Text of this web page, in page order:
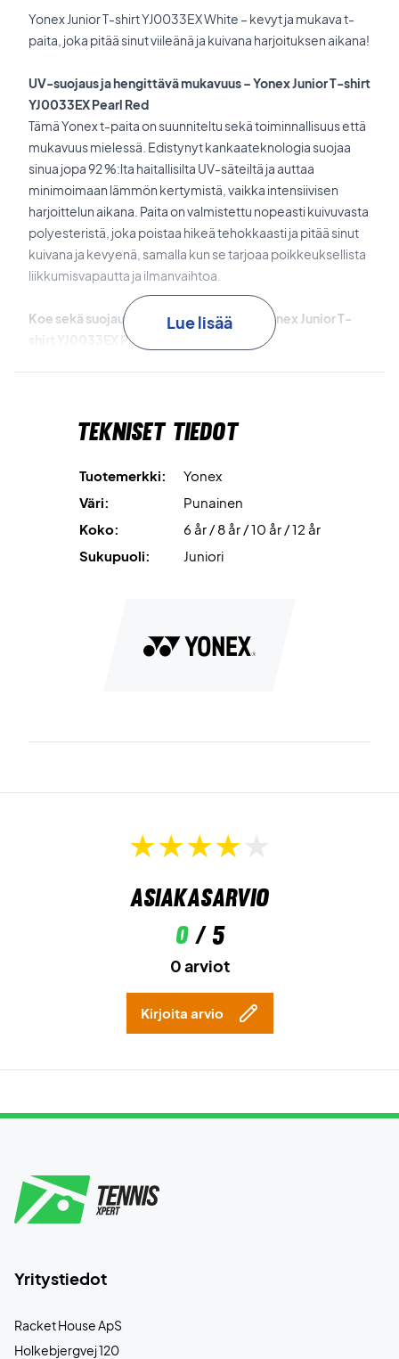
Yonex Junior T-shirt YJ0033EX White – kevyt ja mukava t-
paita, joka pitää sinut viileänä ja kuivana harjoituksen aikana!
UV-suojaus ja hengittävä mukavuus – Yonex Junior T-shirt
YJ0033EX Pearl Red
Tämä Yonex t-paita on suunniteltu sekä toiminnallisuus että
mukavuus mielessä. Edistynyt kankaateknologia suojaa
sinua jopa 92 %:lta haitallisilta UV-säteiltä ja auttaa
minimoimaan lämmön kertymistä, vaikka intensiivisen
harjoittelun aikana. Paita on valmistettu nopeasti kuivuvasta
polyesteristä, joka poistaa hikeä tehokkaasti ja pitää sinut
kuivana ja kevyenä, samalla kun se tarjoaa poikkeuksellista
liikkumisvapautta ja ilmanvaihtoa.
Koe sekä suojaus että mukavuus – tilaa Yonex Junior T-
shirt YJ0033EX Pearl Red nyt!
Lue lisää
Tekniset tiedot
Tuotemerkki:
Yonex
Väri:
Punainen
Koko:
6 år / 8 år / 10 år / 12 år
Sukupuoli:
Juniori
Asiakasarvio
0/ 5
0 arviot
Kirjoita arvio
Yritystiedot
Racket House ApS
Holkebjergvej 120